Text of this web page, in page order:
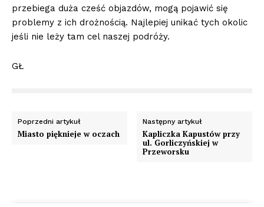
przebiega duża cześć objazdów, mogą pojawić się
problemy z ich drożnością. Najlepiej unikać tych okolic
jeśli nie leży tam cel naszej podróży.
GŁ
Poprzedni artykuł
Miasto pięknieje w oczach
Następny artykuł
Kapliczka Kapustów przy
ul. Gorliczyńskiej w
Przeworsku